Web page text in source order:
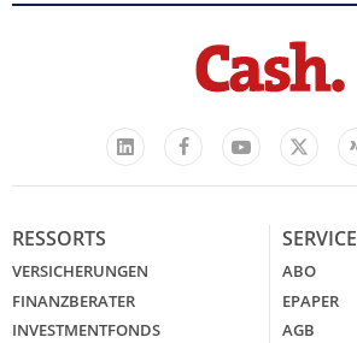
LinkedIn
FacebookYouTube
X
RESSORTS
VERSICHERUNGEN
FINANZBERATER
INVESTMENTFONDS
SERVICE
ABO
EPAPER
AGB